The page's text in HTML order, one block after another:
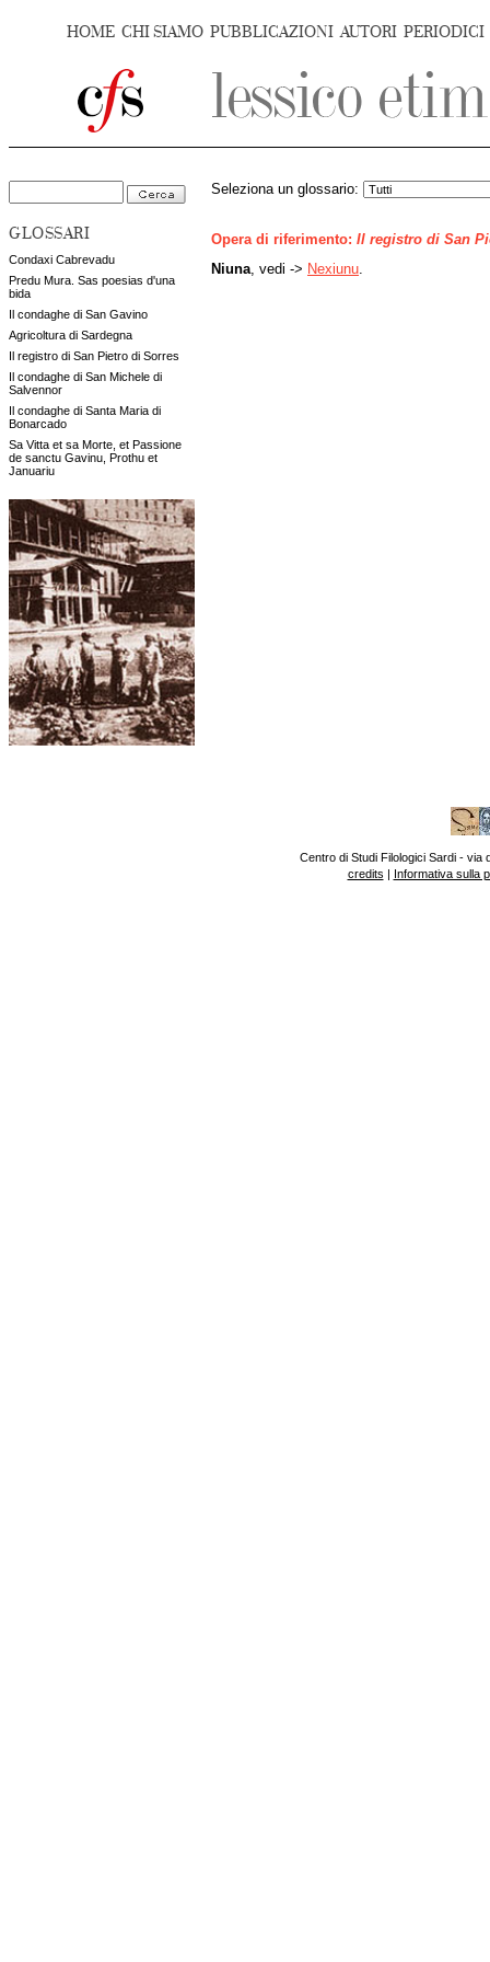
HOME CHI SIAMO PUBBLICAZIONI AUTORI PERIODICI
GLOSSARI
Condaxi Cabrevadu
Predu Mura. Sas poesias d'una
bida
Il condaghe di San Gavino
Agricoltura di Sardegna
Il registro di San Pietro di Sorres
Il condaghe di San Michele di
Salvennor
Il condaghe di Santa Maria di
Bonarcado
Sa Vitta et sa Morte, et Passione
de sanctu Gavinu, Prothu et
Januariu
Seleziona un glossario:
Opera di riferimento: Il registro di San
Niuna , vedi -> Nexiunu
Centro di Studi Filologici Sardi - via
credits | Informativa sulla